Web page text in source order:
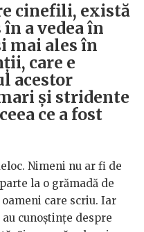
cinefili, există
a vedea în
mai ales în
care e
acestor
și stridente
ce a fost
Nimeni nu ar fi de
la o grămadă de
care scriu. Iar
cunoștințe despre